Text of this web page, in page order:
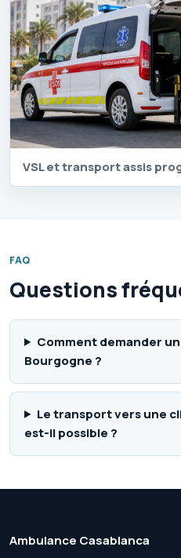
VSL et transport assis
FAQ
Questions
Comment demander
Bourgogne ?
Le transport vers une
est-il possible ?
Ambulance Casablanca